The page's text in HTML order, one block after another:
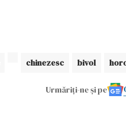
chinezesc bivol
Urmăriți-ne și pe